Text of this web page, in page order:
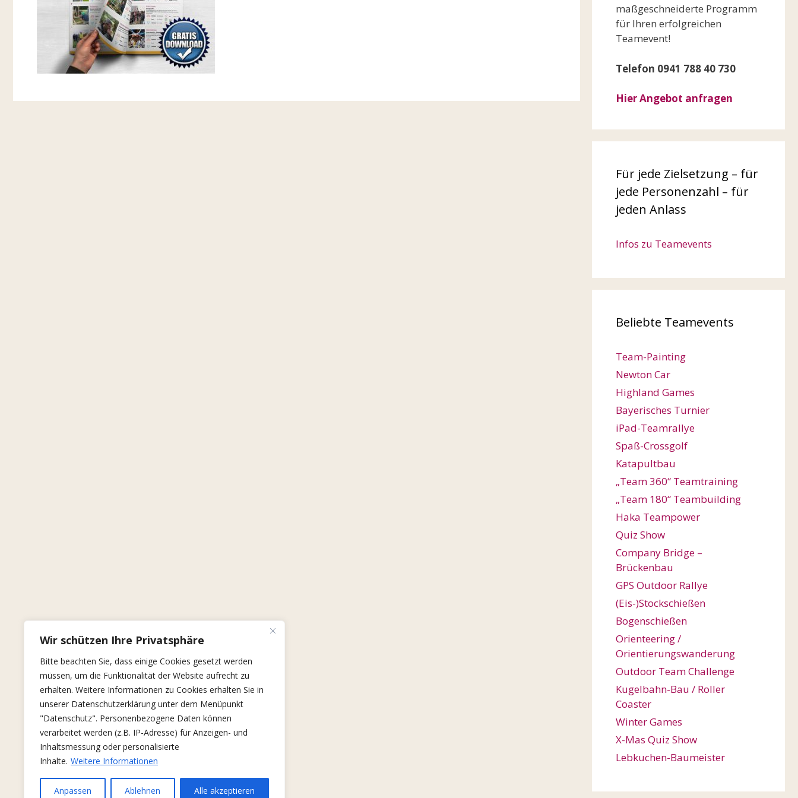
Wir schützen Ihre Privatsphäre
Bitte beachten Sie, dass einige Cookies gesetzt werden
müssen, um die Funktionalität der Website aufrecht zu
erhalten. Weitere Informationen zu Cookies erhalten Sie in
unserer Datenschutzerklärung unter dem Menüpunkt
"Datenschutz". Personenbezogene Daten können
verarbeitet werden (z.B. IP-Adresse) für Anzeigen- und
Inhaltsmessung oder personalisierte
Inhalte. Weitere Informationen
Anpassen Ablehnen Alle akzeptieren
maßgeschneiderte Programm
für Ihren erfolgreichen
Teamevent!
Telefon 0941 788 40 730
Hier Angebot anfragen
Für jede Zielsetzung – für
jede Personenzahl – für
jeden Anlass
Infos zu Teamevents
Beliebte Teamevents
Team-Painting
Newton Car
Highland Games
Bayerisches Turnier
iPad-Teamrallye
Spaß-Crossgolf
Katapultbau
„Team 360“ Teamtraining
„Team 180“ Teambuilding
Haka Teampower
Quiz Show
Company Bridge –
Brückenbau
GPS Outdoor Rallye
(Eis-)Stockschießen
Bogenschießen
Orienteering /
Orientierungswanderung
Outdoor Team Challenge
Kugelbahn-Bau / Roller
Coaster
Winter Games
X-Mas Quiz Show
Lebkuchen-Baumeister